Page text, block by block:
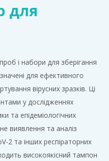
для
і набори для зберігання
для ефективного
вірусних зразків. Ці
у дослідженнях
та епідеміологічних
виявлення та аналіз
2 та інших респіраторних
високоякісний тампон